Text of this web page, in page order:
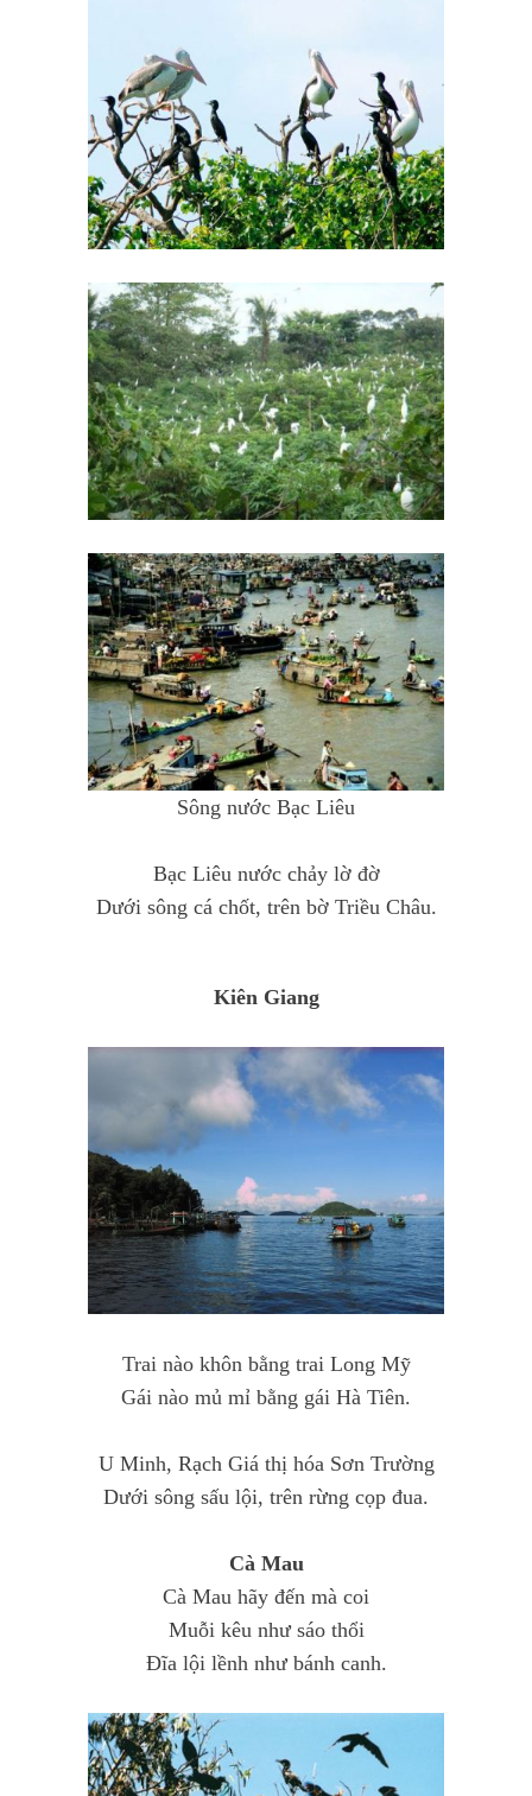
Sông nước Bạc Liêu
Bạc Liêu nước chảy lờ đờ
Dưới sông cá chốt, trên bờ Triều Châu.
Kiên Giang
Trai nào khôn bằng trai Long Mỹ
Gái nào mủ mỉ bằng gái Hà Tiên.
U Minh, Rạch Giá thị hóa Sơn Trường
Dưới sông sấu lội, trên rừng cọp đua.
Cà Mau
Cà Mau hãy đến mà coi
Muỗi kêu như sáo thổi
Đĩa lội lềnh như bánh canh.